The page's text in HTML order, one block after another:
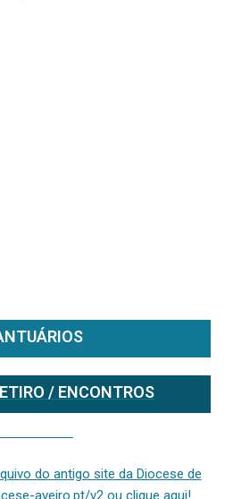
/ ENCONTROS
do antigo site da Diocese de
aveiro.pt/v2 ou clique aqui!